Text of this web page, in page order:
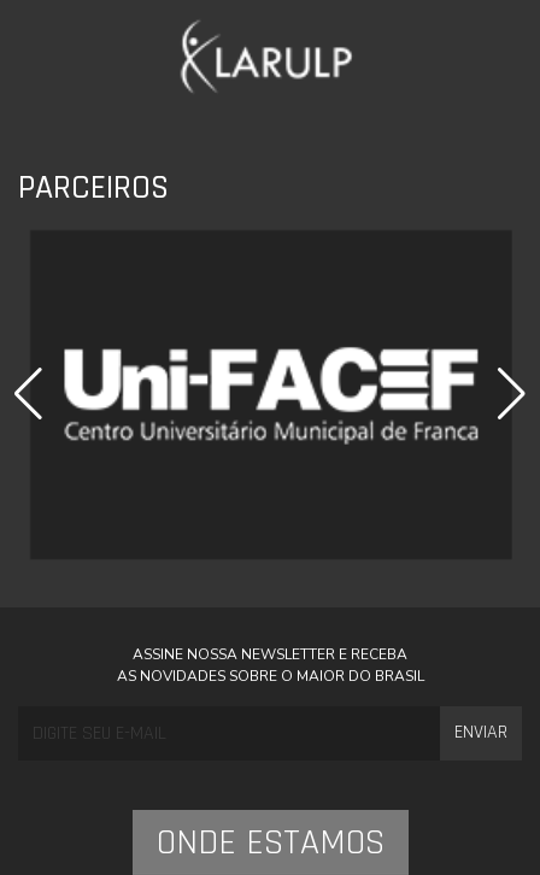
PARCEIROS
ASSINE NOSSA NEWSLETTER E RECEBA
AS NOVIDADES SOBRE O MAIOR DO BRASIL
ENVIAR
ONDE ESTAMOS